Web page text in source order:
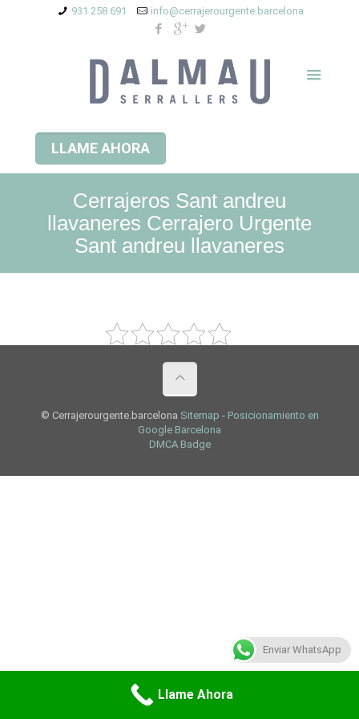
931 258 691 info@cerrajerourgente.barcelona
LLAME AHORA
Cerrajeros Sant andreu
llavaneres Cerrajero Urgente
Sant andreu llavaneres
© Cerrajerourgente.barcelona Sitemap - Posicionamiento en
Google Barcelona
DMCA Badge
Enviar WhatsApp
Llame Ahora